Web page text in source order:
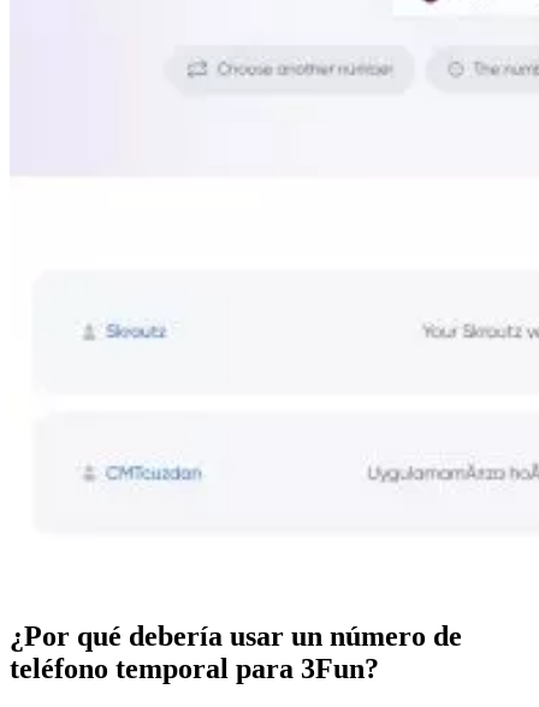
¿Por qué debería usar un número de
teléfono temporal para 3Fun?